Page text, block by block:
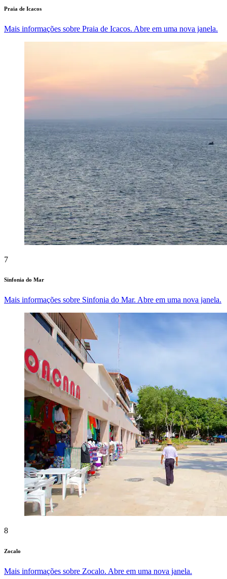
Praia de Icacos
Mais informações sobre Praia de Icacos. Abre em uma nova janela.
7
Sinfonia do Mar
Mais informações sobre Sinfonia do Mar. Abre em uma nova janela.
8
Zocalo
Mais informações sobre Zocalo. Abre em uma nova janela.